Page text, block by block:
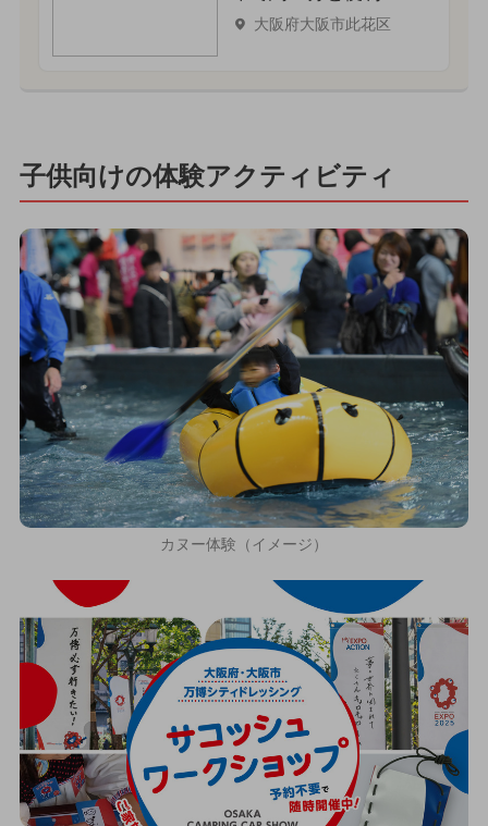
大阪府大阪市此花区
子供向けの体験アクティビティ
カヌー体験（イメージ）